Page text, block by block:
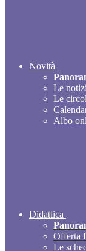
Novità
Le
Le
Albo
Didattica
Offerta
Le